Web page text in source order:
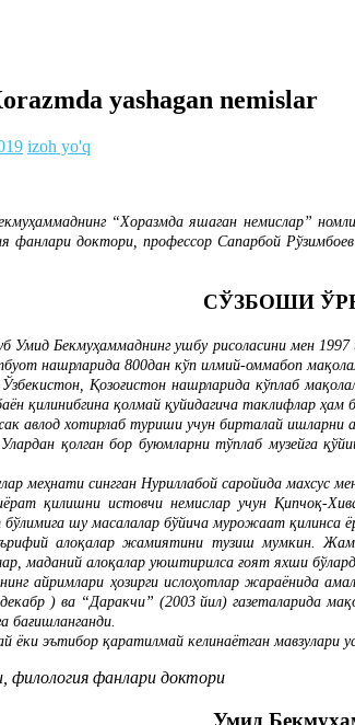
yashagan nemislar
izoh yo'q
“Хоразмда яшаган немислар”
фанлари доктори, профессор Сапарбой
СЎЗБОШИ
Умид Бекмуҳаммаднинг ушбу рисоласини мен
нашрларида 800дан кўп илмий-оммабоп
Қозоғистон нашрларида кўплаб
қилинибгина қолмай қуйидагича таклифлар ҳам
авлод хотирлаб туриши учун бирталай ишларни
қолган бор буюмларни тўплаб музейга
меҳнати сингган Нуриллабой саройида махсус
қилишни истовчи немислар учун Қипчоқ-
шу масалалар бўйича мурожаат қилинса
алоқалар жамиятини тузиш мумкин.
маданий алоқалар уюштирилса ғоят яхши
айримлари ҳозирги ислоҳотлар жараёнида
) ва “Даракчи” (2003 йил) газеталарида
бағишланганди.
ёки эътибор қаратилмай келинаётган
филология фанлари доктори
Умид